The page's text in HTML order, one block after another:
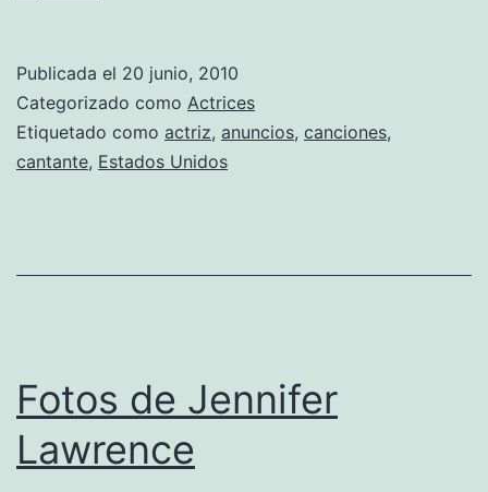
Love
Hewitt
Publicada el 20 junio, 2010
Categorizado como Actrices
Etiquetado como actriz, anuncios, canciones,
cantante, Estados Unidos
Fotos de Jennifer
Lawrence